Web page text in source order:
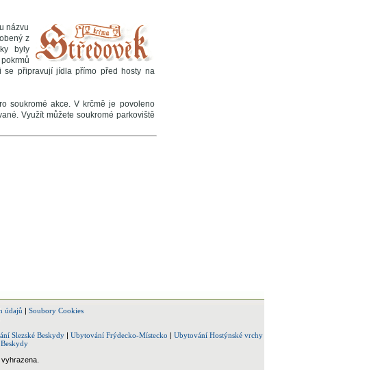
názvu
z
byly
se připravují jídla přímo před hosty na
soukromé akce. V krčmě je povoleno
Využít můžete soukromé parkoviště
údajů | Soubory Cookies
Slezské Beskydy | Ubytování Frýdecko-Místecko | Ubytování Hostýnské vrchy